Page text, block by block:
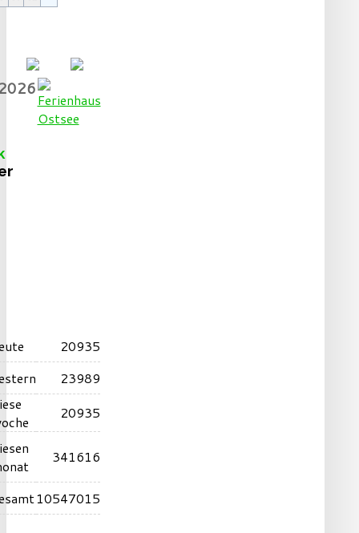
20935
23989
20935
341616
10547015